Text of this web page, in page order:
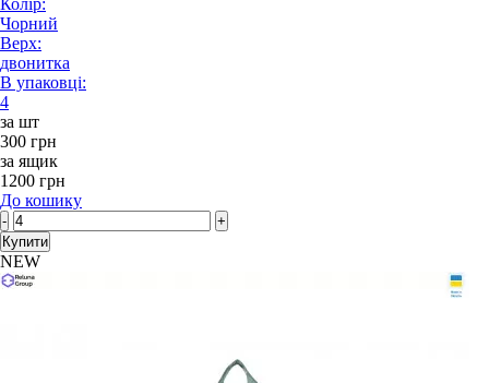
Колір:
Чорний
Верх:
двонитка
В упаковці:
4
за шт
300 грн
за ящик
1200 грн
До кошику
-
+
Купити
NEW